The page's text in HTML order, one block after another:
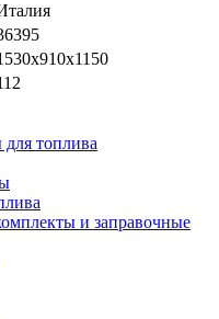
топлива
и заправочные